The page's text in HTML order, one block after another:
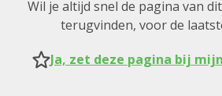
Wil je altijd snel de pagina van
terugvinden, voor de
Ja, zet deze pagina bij